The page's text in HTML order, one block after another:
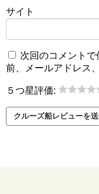
サイト
次回のコメント
前、メールアドレス
５つ星評価: